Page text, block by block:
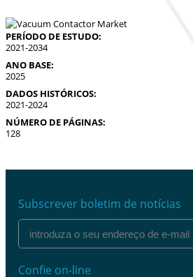
PERÍODO DE ESTUDO:
2021-2034
ANO BASE:
2025
DADOS HISTÓRICOS:
2021-2024
NÚMERO DE PÁGINAS:
128
Subscrever boletim de notícias
Confie on-line